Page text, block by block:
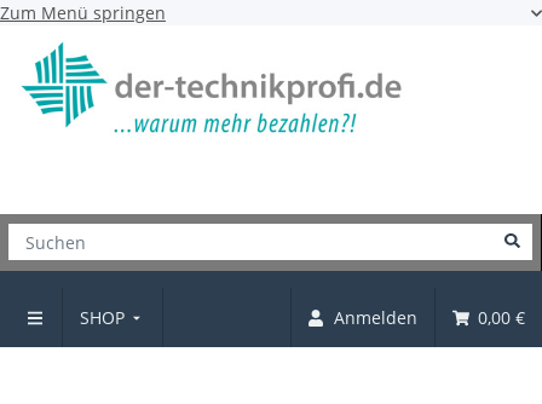
Zum Menü springen
SHOP Anmelden 0,00 €
Schranksicherung